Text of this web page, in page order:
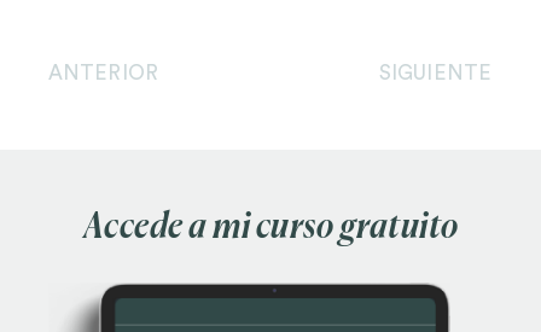
ANTERIOR SIGUIENTE
Accede a mi curso gratuito